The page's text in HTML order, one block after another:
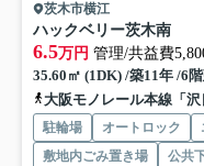
茨木市横江
ハックベリー茨木南
6.5万円 管理/共益費
35.60㎡ (1DK) /築11年 /6
大阪モノレール本線「
駐輪場 オートロック
敷地内ごみ置き場
公共